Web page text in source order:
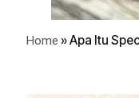
Home »Apa Itu